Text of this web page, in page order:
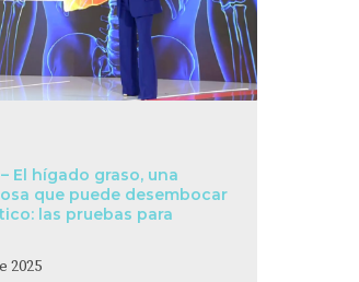
El hígado graso, una
que puede desembocar
las pruebas para
2025